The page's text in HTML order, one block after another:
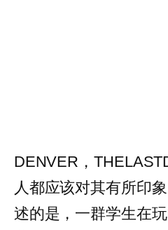
DENVER，
人都应该对其有所印
述的是，一群学生在